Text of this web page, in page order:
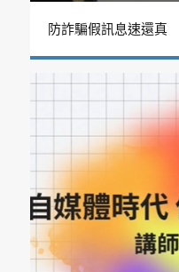
防詐騙假訊息速還真